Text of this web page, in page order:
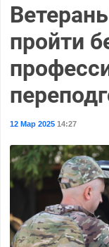
пройти
12 Мар 202514:27